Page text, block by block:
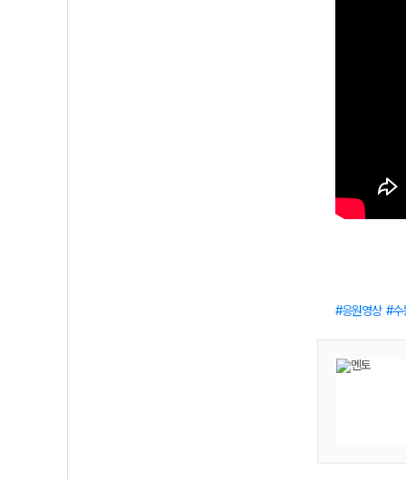
응원영상 수